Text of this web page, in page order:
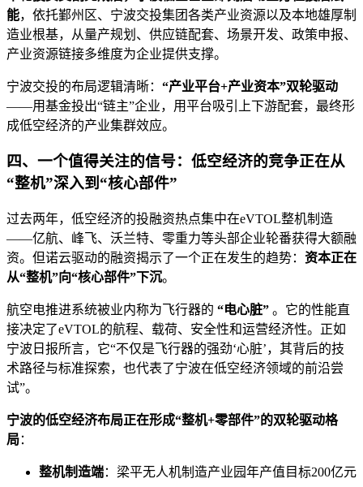
能，依托鄞州区、宁波交投集团各类产业资源以及本地雄厚制
造业根基，从量产规划、供应链配套、场景开发、政策申报、
产业资源链接多维度为企业提供支撑。
宁波交投的布局逻辑清晰： “产业平台+产业资本”双轮驱动
——用基金投出“链主”企业，用平台吸引上下游配套，最终形
成低空经济的产业集群效应。
四、一个值得关注的信号：低空经济的竞争正在从
“整机”深入到“核心部件”
过去两年，低空经济的投融资热点集中在eVTOL整机制造
——亿航、峰飞、沃兰特、零重力等头部企业轮番获得大额融
资。但诺云驱动的融资揭示了一个正在发生的趋势： 资本正在
从“整机”向“核心部件”下沉。
航空电推进系统被业内称为飞行器的 “电心脏” 。它的性能直
接决定了eVTOL的航程、载荷、安全性和运营经济性。正如
宁波日报所言，它“不仅是飞行器的强劲‘心脏’，其背后的技
术路径与标准探索，也代表了宁波在低空经济领域的前沿尝
试”。
宁波的低空经济布局正在形成“整机+零部件”的双轮驱动格
局：
整机制造端：梁平无人机制造产业园年产值目标200亿元